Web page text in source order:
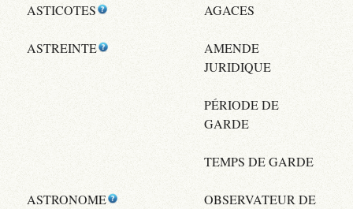
ASTICOTES AGACES
ASTREINTE
AMENDE
JURIDIQUE
PÉRIODE DE
GARDE
TEMPS DE GARDE
ASTRONOME OBSERVATEUR DE